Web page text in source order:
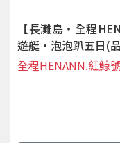
【長灘島‧全程
遊艇‧泡泡趴五日(
全程HENANN.紅鯨